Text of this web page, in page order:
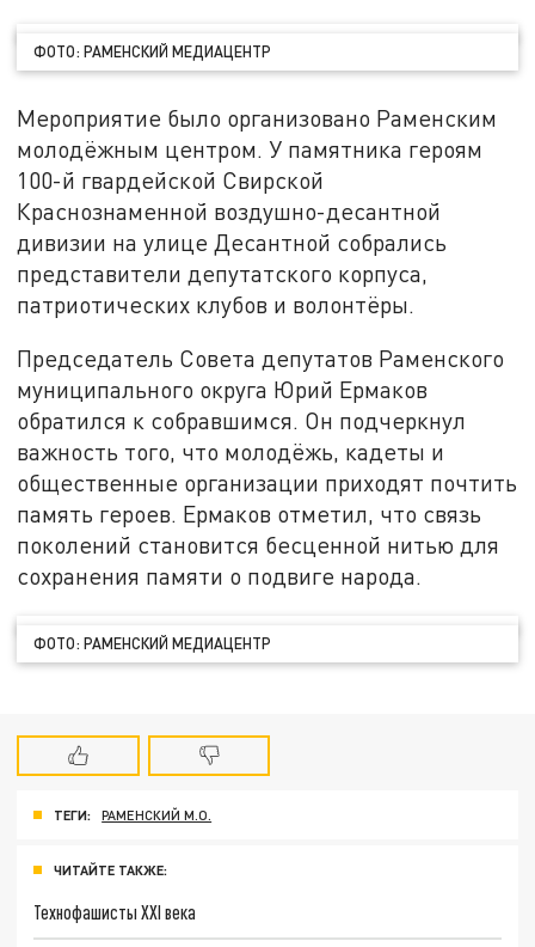
ФОТО: РАМЕНСКИЙ МЕДИАЦЕНТР
Мероприятие было организовано Раменским
молодёжным центром. У памятника героям
100-й гвардейской Свирской
Краснознаменной воздушно-десантной
дивизии на улице Десантной собрались
представители депутатского корпуса,
патриотических клубов и волонтёры.
Председатель Совета депутатов Раменского
муниципального округа Юрий Ермаков
обратился к собравшимся. Он подчеркнул
важность того, что молодёжь, кадеты и
общественные организации приходят почтить
память героев. Ермаков отметил, что связь
поколений становится бесценной нитью для
сохранения памяти о подвиге народа.
ФОТО: РАМЕНСКИЙ МЕДИАЦЕНТР
ТЕГИ: РАМЕНСКИЙ М.О.
ЧИТАЙТЕ ТАКЖЕ:
Технофашисты XXI века